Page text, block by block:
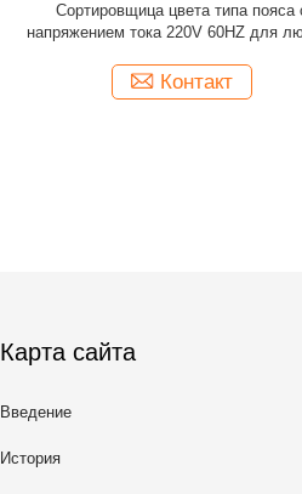
Машина оптически пластмассы
цвета сортируя для сортировать
Контакт
Карта сайта
Введение
История